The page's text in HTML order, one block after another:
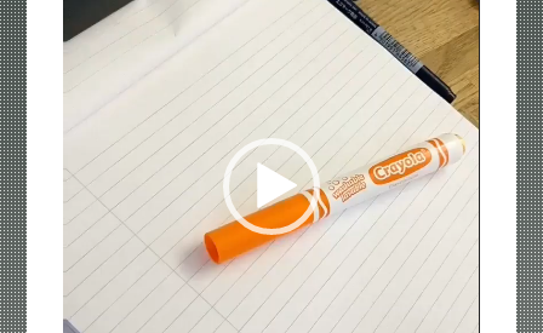
vidéo